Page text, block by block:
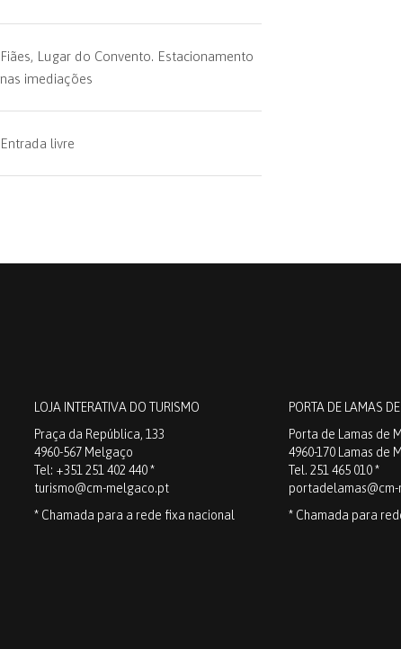
Fiães, Lugar do Convento. Estacionamento
nas imediações
Entrada livre
LOJA INTERATIVA DO TURISMO
Praça da República, 133
4960-567 Melgaço
Tel: +351 251 402 440 *
turismo@cm-melgaco.pt
* Chamada para a rede fixa nacional
PORTA DE LAMAS
Porta de Lamas de
4960-170 Lamas de
Tel. 251 465 010 *
* Chamada para